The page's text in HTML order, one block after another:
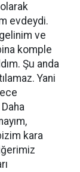
evdeydi.
gelinim ve
komple
Şu anda
Yani
kara